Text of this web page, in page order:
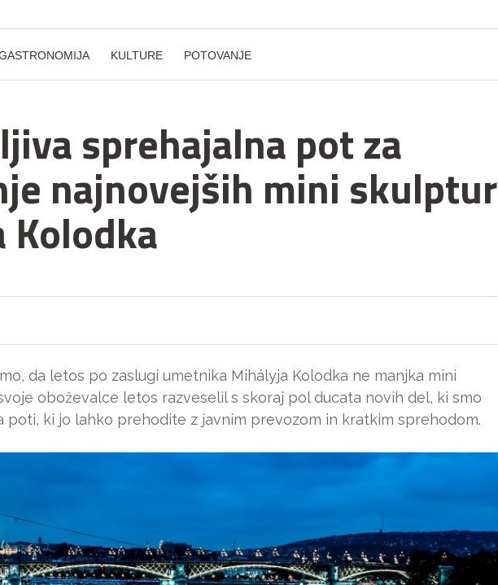
KULTURE POTOVANJE
sprehajalna pot za
najnovejših mini skulptur
da letos po zaslugi umetnika Mihályja Kolodka ne manjka mini
oboževalce letos razveselil s skoraj pol ducata novih del, ki smo
poti, ki jo lahko prehodite z javnim prevozom in kratkim sprehodom.